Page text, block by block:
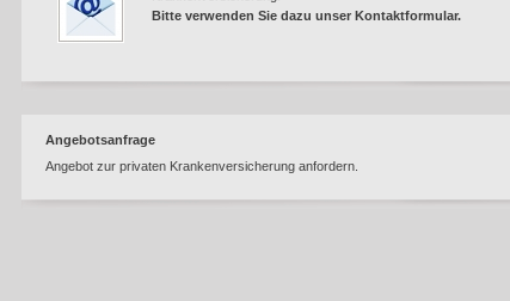
Bitte verwenden Sie dazu unser Kontaktformular.
Angebotsanfrage
Angebot zur privaten Krankenversicherung anfordern.